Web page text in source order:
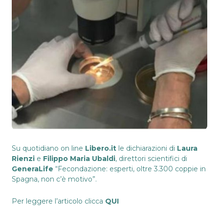
Su quotidiano on line Libero.it le dichiarazioni di Laura
Rienzi e Filippo Maria Ubaldi, direttori scientifici di
GeneraLife “Fecondazione: esperti, oltre 3.300 coppie in
Spagna, non c’è motivo”.
Per leggere l’articolo clicca QUI